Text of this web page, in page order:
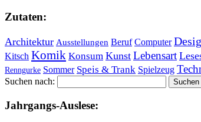
Zu­ta­ten:
Architektur Ausstellungen Beruf Computer
Kitsch Komik Konsum Kunst Lebensart
Renngurke Sommer Speis & Trank Spielzeug
Suchen nach:
Jahr­gangs-Aus­le­se: